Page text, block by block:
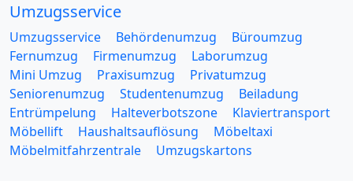
Umzugsservice
Umzugsservice Behördenumzug
Büroumzug
Fernumzug
Firmenumzug
Laborumzug
Mini Umzug
Praxisumzug
Privatumzug
Seniorenumzug
Studentenumzug
Beiladung
Entrümpelung
Halteverbotszone
Klaviertransport
Möbellift
Haushaltsauflösung
Möbeltaxi
Möbelmitfahrzentrale
Umzugskartons